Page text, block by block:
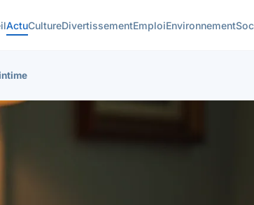
ActuCultureDivertissementEmploiEnvironnement